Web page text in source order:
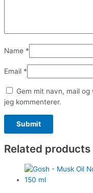
Name *
Email *
Gem mit navn, mail
jeg kommenterer.
Related products